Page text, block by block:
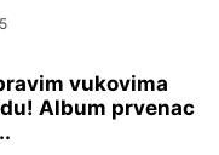
vukovima
Album prvenac